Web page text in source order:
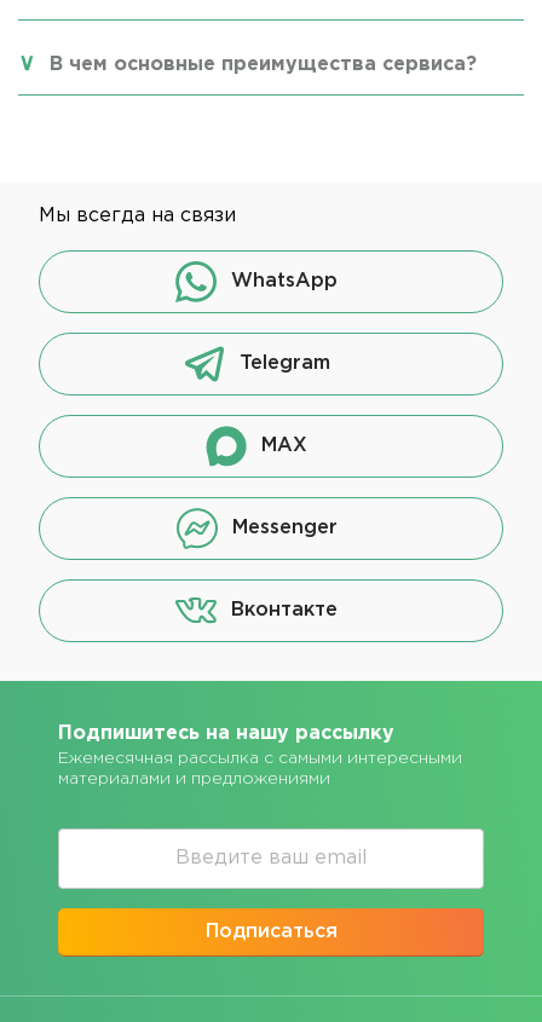
В чем основные преимущества сервиса?
Мы всегда на связи
WhatsApp
Telegram
MAX
Messenger
Вконтакте
Подпишитесь на нашу рассылку
Ежемесячная рассылка с самыми интересными
материалами и предложениями
Подписаться